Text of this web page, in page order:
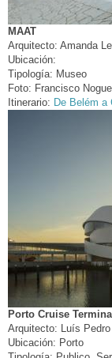
MAAT
Arquitecto: Amanda
Ubicación:
Tipología: Museo
Foto: Francisco
Itinerario: De Belém a
Porto Cruise Terminal
Arquitecto: Luís
Ubicación: Porto